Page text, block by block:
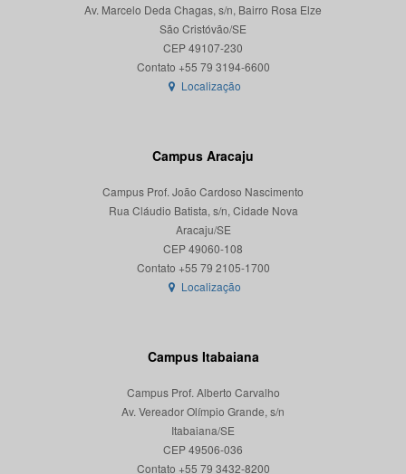
Av. Marcelo Deda Chagas, s/n, Bairro Rosa Elze
São Cristóvão/SE
CEP 49107-230
Localização
Campus Aracaju
Campus Prof. João Cardoso Nascimento
Rua Cláudio Batista, s/n, Cidade Nova
Aracaju/SE
CEP 49060-108
Localização
Campus Itabaiana
Campus Prof. Alberto Carvalho
Av. Vereador Olímpio Grande, s/n
Itabaiana/SE
CEP 49506-036